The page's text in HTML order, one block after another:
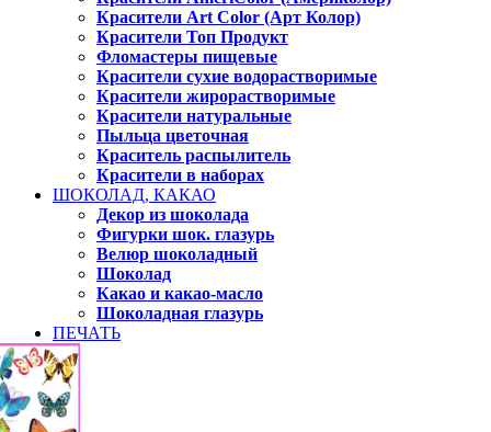
Красители Art Color (Арт Колор)
Красители Топ Продукт
Фломастеры пищевые
Красители сухие водорастворимые
Красители жирорастворимые
Красители натуральные
Пыльца цветочная
Краситель распылитель
Красители в наборах
ШОКОЛАД, КАКАО
Декор из шоколада
Фигурки шок. глазурь
Велюр шоколадный
Шоколад
Какао и какао-масло
Шоколадная глазурь
ПЕЧАТЬ